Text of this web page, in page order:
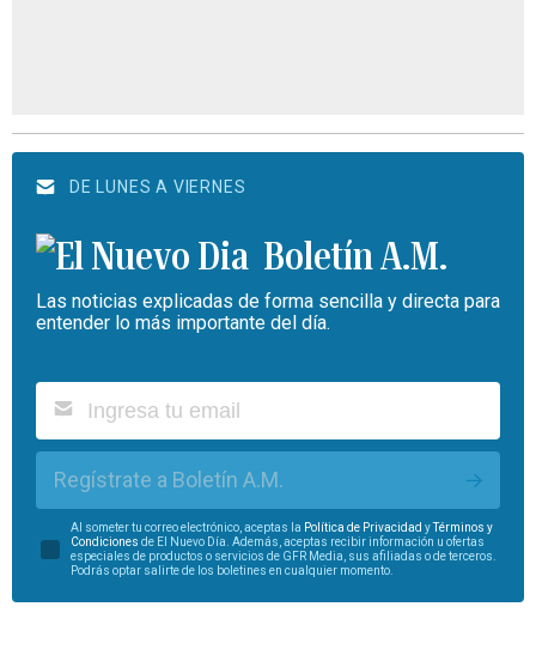
DE LUNES A VIERNES
Boletín A.M.
Las noticias explicadas de forma sencilla y directa para
entender lo más importante del día.
Regístrate a Boletín A.M.
Al someter tu correo electrónico, aceptas la Política de Privacidad yTérminos y
Condiciones de El Nuevo Día. Además, aceptas recibir información u ofertas
especiales de productos o servicios de GFR Media, sus afiliadas o de terceros.
Podrás optar salirte de los boletines en cualquier momento.